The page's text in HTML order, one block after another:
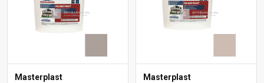
Masterplast
Masterplast